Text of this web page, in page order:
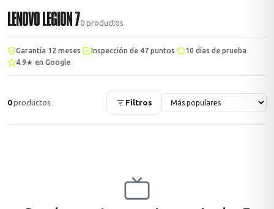
Gamer
MacBook Air
→
→
Mini PC
LENOVO LEGION 70 productos
Garantía 12 meses Inspección de 47 puntos 10 días de prueba
4.9★ en Google
0productos Filtros